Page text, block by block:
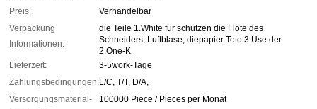
Preis:
Verhandelbar
Verpackung
Informationen:
die Teile 1.White für schützen die Flöte des
Schneiders, Luftblase, diepapier Toto 3.Use der
2.One-K
Lieferzeit:
3-5work-Tage
Zahlungsbedingungen:L/C, T/T, D/A,
Versorgungsmaterial-
100000 Piece / Pieces per Monat